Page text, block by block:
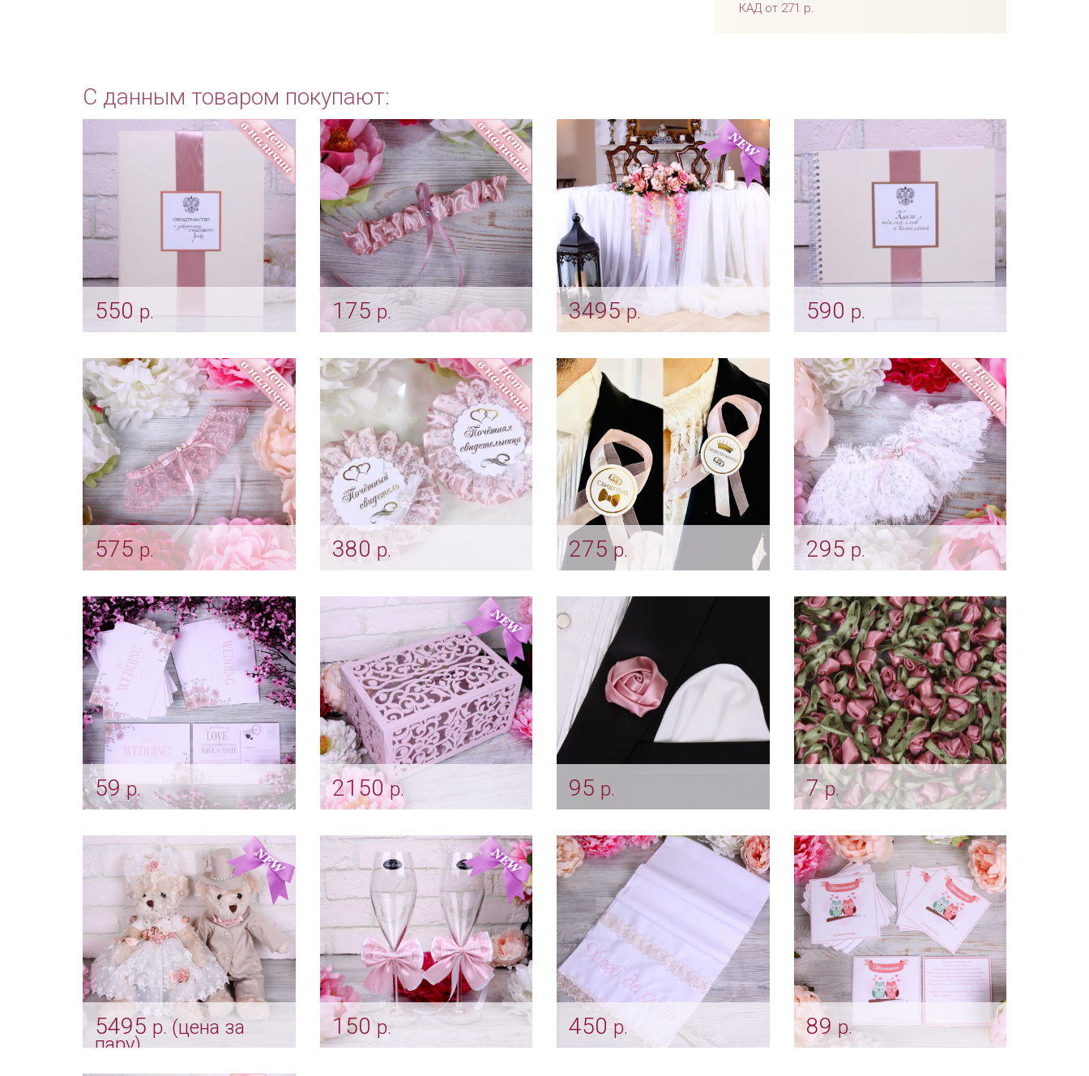
КАД от 271 р.
С данным товаром покупают:
550 р.
заключении брака
"Пепельная роза"
Арт: pap_0009
175 р.
пепельная роза
Арт: podv_0001
3495р.
и пионы" из искусственных
цветов на президиум
Арт: ukr_0019
590 р.
роза"
Арт: alb_0011
575р.
"Бантик"
Арт: podv_0068
380 р.
«Кружевной» цвет
пепельная роза
Арт: shtu_0190 пеп.роза
275р.
свидетелей "Пепельная роза"
Арт: shtu_0086
295 р.
пепельная роза
Арт: podv_0052
59р.
Арт: pr_0006
2150р.
«Узоры» пепельная роза
Арт: sun_0174_пеп.роза
95 р.
"Атласная пепельная
розочка"
Арт: gr_0227
7р.
роза"
Арт: ukr_0042
5495 р. (цена за
пару)
Свадебные медвежата -
150р. 450 р. 89 р.